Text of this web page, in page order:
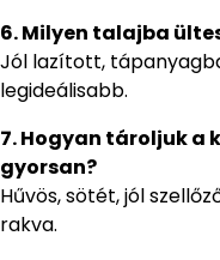
6. Milyen talajba
Jól lazított,
legideálisabb.
7. Hogyan tároljuk a
gyorsan?
Hűvös, sötét, jól
rakva.